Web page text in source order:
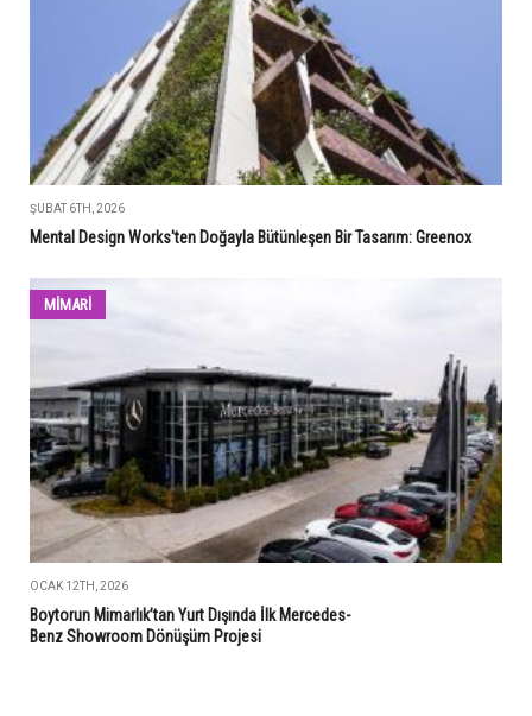
ŞUBAT 6TH, 2026
Mental Design Works'ten Doğayla Bütünleşen Bir Tasarım: Greenox
MİMARİ
OCAK 12TH, 2026
Boytorun Mimarlık’tan Yurt Dışında İlk Mercedes-
Benz Showroom Dönüşüm Projesi